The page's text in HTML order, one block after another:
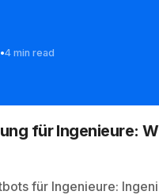
4 min read
für Ingenieure:
für Ingenieure: